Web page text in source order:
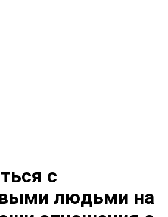
с
людьми на